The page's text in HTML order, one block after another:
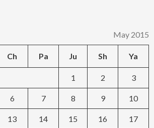
May 2015
Ch Pa Ju Sh Ya
1 2 3
6 7 8 9 10
13 14 15 16 17